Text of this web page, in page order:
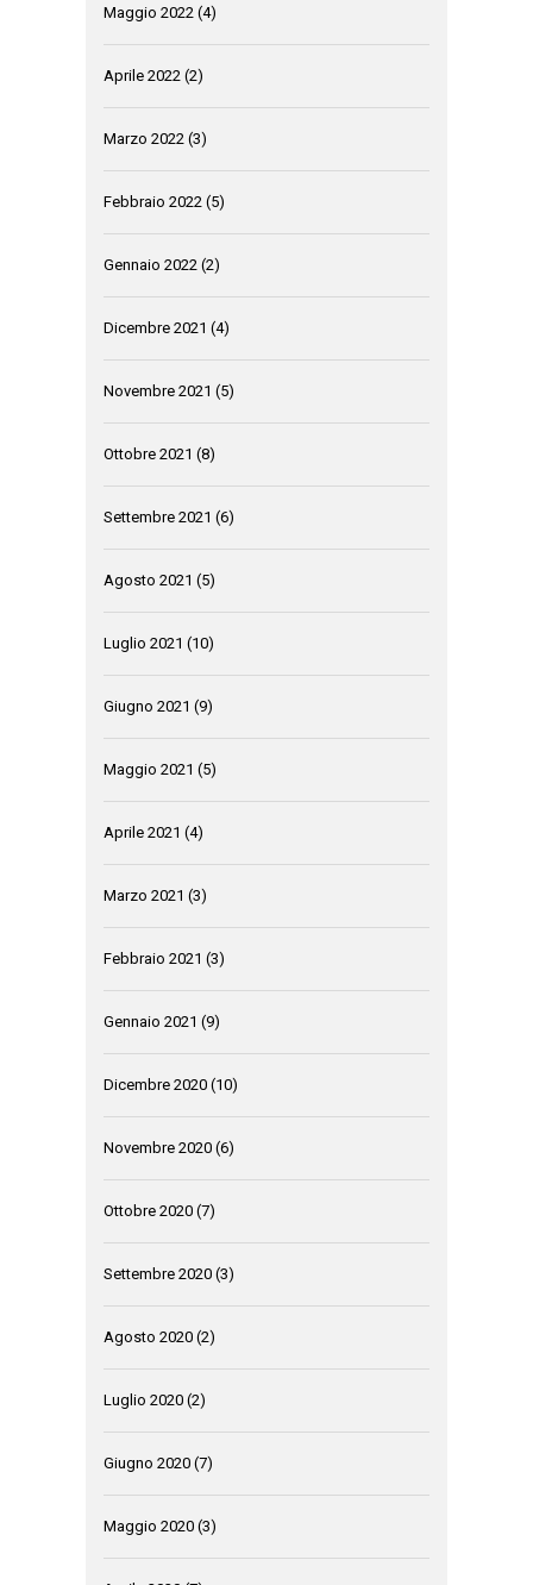
Maggio 2022 (4)
Aprile 2022 (2)
Marzo 2022 (3)
Febbraio 2022 (5)
Gennaio 2022 (2)
Dicembre 2021 (4)
Novembre 2021 (5)
Ottobre 2021 (8)
Settembre 2021 (6)
Agosto 2021 (5)
Luglio 2021 (10)
Giugno 2021 (9)
Maggio 2021 (5)
Aprile 2021 (4)
Marzo 2021 (3)
Febbraio 2021 (3)
Gennaio 2021 (9)
Dicembre 2020 (10)
Novembre 2020 (6)
Ottobre 2020 (7)
Settembre 2020 (3)
Agosto 2020 (2)
Luglio 2020 (2)
Giugno 2020 (7)
Maggio 2020 (3)